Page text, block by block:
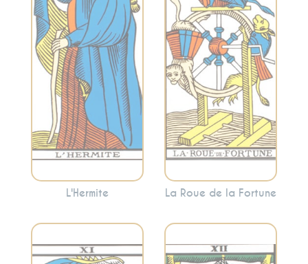
sagesse solitaire et
l’introspection.
L’Hermite invite
souvent à se retirer
temporairement
pour trouver des
réponses à
l’intérieur.
L'Hermite
cycles et les
opportunités. Cette
carte indique que
les choses sont en
mouvement et que
vous êtes à un point
tournant.
La Roue de la Fortune